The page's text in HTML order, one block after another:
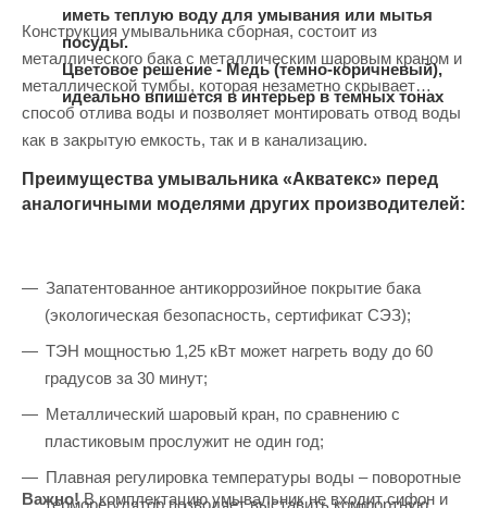
иметь теплую воду для умывания или мытья
посуды.
Цветовое решение - Медь (темно-коричневый),
идеально впишется в интерьер в темных тонах
Конструкция умывальника сборная, состоит из
металлического бака с металлическим шаровым краном и
металлической тумбы, которая незаметно скрывает
способ отлива воды и позволяет монтировать отвод воды
как в закрытую емкость, так и в канализацию.
Преимущества умывальника «Акватекс» перед
аналогичными моделями других производителей:
Запатентованное антикоррозийное покрытие бака
(экологическая безопасность, сертификат СЭЗ);
ТЭН мощностью 1,25 кВт может нагреть воду до 60
градусов за 30 минут;
Металлический шаровый кран, по сравнению с
пластиковым прослужит не один год;
Плавная регулировка температуры воды – поворотные
терморегулятор позволяет выставить комфортную
Важно!В комплектацию умывальник не входит сифон и